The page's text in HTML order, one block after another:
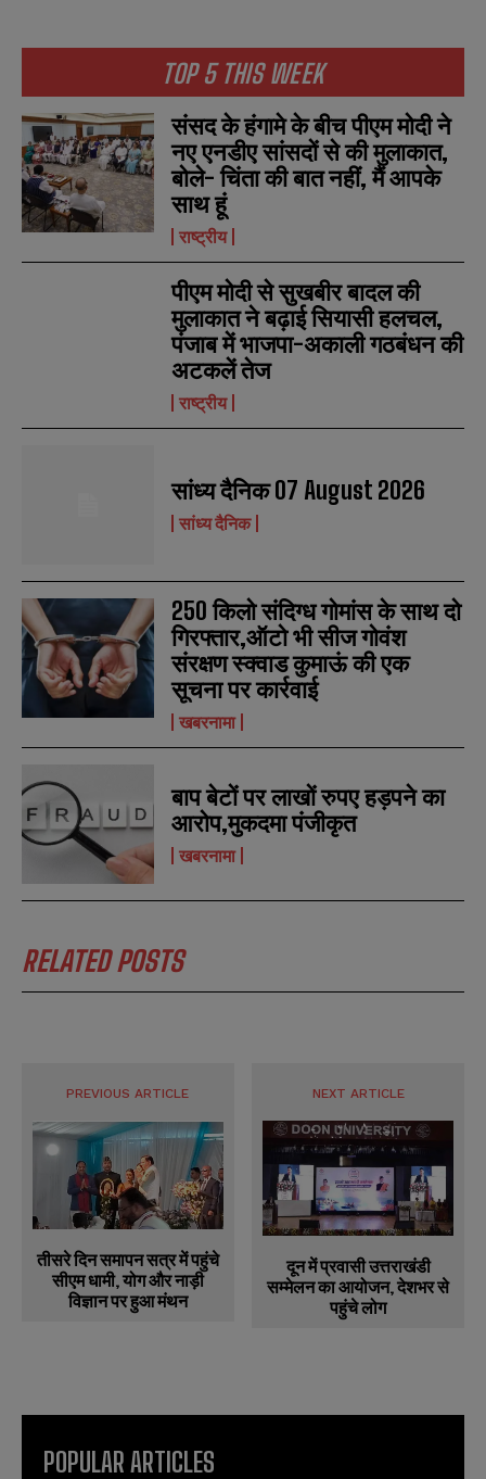
a
m
e
*
E
m
a
i
l
m
SUBMIT
a
m
e
*
E
m
a
i
l
m
SUBMIT
TOP 5 THIS WEEK
संसद के हंगामे के बीच पीएम मोदी ने
नए एनडीए सांसदों से की मुलाकात,
बोले- चिंता की बात नहीं, मैं आपके
साथ हूं
राष्ट्रीय
पीएम मोदी से सुखबीर बादल की
मुलाकात ने बढ़ाई सियासी हलचल,
पंजाब में भाजपा-अकाली गठबंधन की
अटकलें तेज
राष्ट्रीय
सांध्य दैनिक 07 August 2026
सांध्य दैनिक
250 किलो संदिग्ध गोमांस के साथ दो
गिरफ्तार,ऑटो भी सीज गोवंश
संरक्षण स्क्वाड कुमाऊं की एक
सूचना पर कार्रवाई
खबरनामा
बाप बेटों पर लाखों रुपए हड़पने का
आरोप,मुकदमा पंजीकृत
खबरनामा
RELATED POSTS
PREVIOUS ARTICLE
तीसरे दिन समापन सत्र में पहुंचे
सीएम धामी, योग और नाड़ी
विज्ञान पर हुआ मंथन
NEXT ARTICLE
दून में प्रवासी उत्तराखंडी
सम्मेलन का आयोजन, देशभर से
पहुंचे लोग
POPULAR ARTICLES